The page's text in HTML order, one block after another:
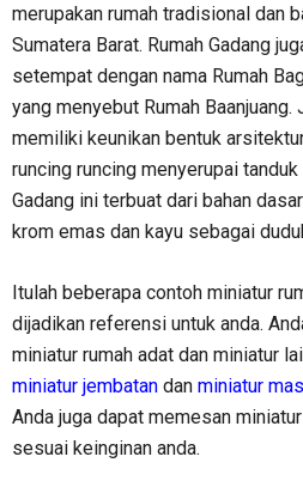
merupakan rumah tradisional dan
Sumatera Barat. Rumah Gadang
setempat dengan nama Rumah
yang menyebut Rumah
memiliki keunikan bentuk
runcing runcing menyerupai
Gadang ini terbuat dari bahan
krom emas dan kayu sebagai
Itulah beberapa contoh miniatur
dijadikan referensi untuk anda.
miniatur rumah adat dan miniatur
miniatur jembatan dan miniatur
Anda juga dapat memesan
sesuai keinginan anda.